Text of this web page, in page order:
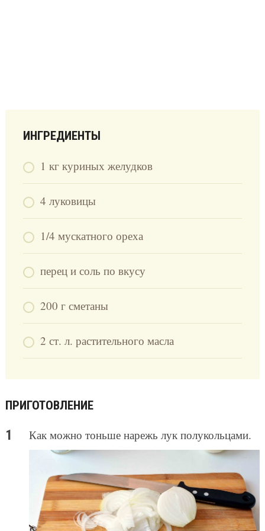
ИНГРЕДИЕНТЫ
1 кг куриных желудков
4 луковицы
1/4 мускатного ореха
перец и соль по вкусу
200 г сметаны
2 ст. л. растительного масла
ПРИГОТОВЛЕНИЕ
Как можно тоньше нарежь лук полукольцами.